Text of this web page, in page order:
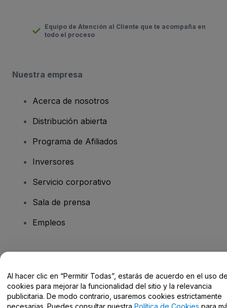
Equipo de Atención al Cliente que te acompaña en
todo el proceso
Nuestra empresa
Acerca de nosotros
Distribución abierta
Programa de Afiliados
Inversores
Servicio corporativo
Sala de prensa
Empleos
Centro de Ayuda / Contacto
Al hacer clic en “Permitir Todas”, estarás de acuerdo en el uso
cookies para mejorar la funcionalidad del sitio y la relevancia
publicitaria. De modo contrario, usaremos cookies estrictamente
necesarias. Puedes consultar nuestra Política de Cookies para